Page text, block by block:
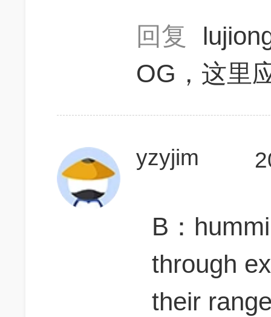
回复
OG，这里
yzyjim
B：
through
their